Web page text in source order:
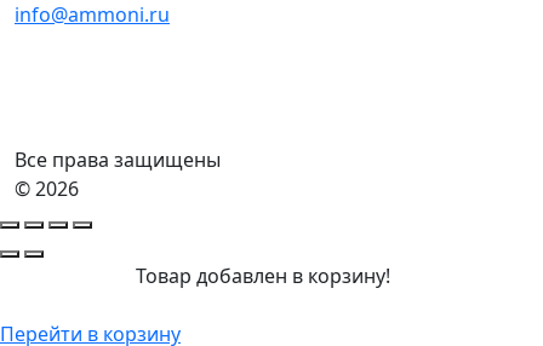
info@ammoni.ru
Все права защищены
© 2026
Товар добавлен в корзину!
Перейти в корзину